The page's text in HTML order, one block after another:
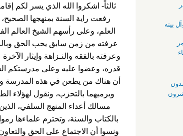
بيته
ثالثاً- اشكروا الله الذي يسر لكم
رفعت راية السنة بمنهجها
العلم، وعلى رأسهم الشيخ العالم
عرفته من زمن سابق يحب الحق
وعرفته بالفقه والنـزاهة وإيثار
قدره، وعضوا عليه وعلى مدرستكم
أن هناك من يطعن في هذه المدرسة
ويرميهما بالتحزب، ونقول لهؤلاء
مسالك أعداء المنهج السلفي،
بالكتاب والسنة، وتحترم علماءها
ونسوا أن الاجتماع على الحق